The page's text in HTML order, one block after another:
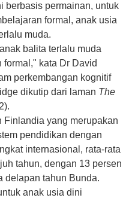
berbasis permainan, untuk
formal, anak usia
muda.
anak balita terlalu muda
kata Dr David
perkembangan kognitif
dikutip dari laman The
Finlandia yang merupakan
pendidikan dengan
internasional, rata-rata
tahun, dengan 13 persen
delapan tahun Bunda.
anak usia dini